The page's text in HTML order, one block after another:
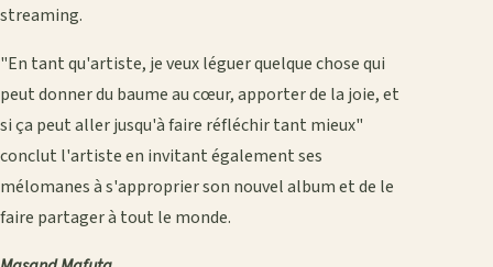
streaming.
"En tant qu'artiste, je veux léguer quelque chose qui
peut donner du baume au cœur, apporter de la joie, et
si ça peut aller jusqu'à faire réfléchir tant mieux"
conclut l'artiste en invitant également ses
mélomanes à s'approprier son nouvel album et de le
faire partager à tout le monde.